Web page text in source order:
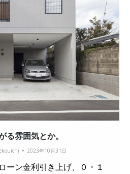
る雰囲気とか。
2023年10月31日
ーン金利引き上げ、０・１